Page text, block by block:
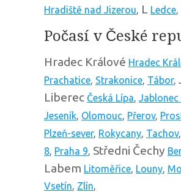
Hradiště nad Jizerou, L Ledce,
Počasí v České
Hradec Králové Hradec
Prachatice, Strakonice, Tábor,
Liberec Česká Lípa, Jablonec
Jeseník, Olomouc, Přerov,
Plzeň-sever, Rokycany, Tachov,
8, Praha 9, Středni Čechy
Labem Litoměřice, Louny,
Vsetín, Zlín,